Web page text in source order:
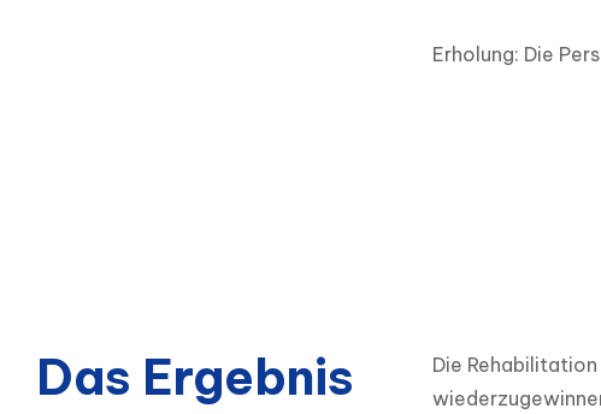
Erholung: Die
Das Ergebnis
Die